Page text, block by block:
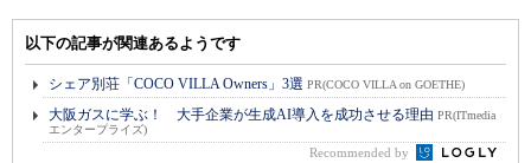
以下の記事が関連あるようです
シェア別荘「COCO VILLA Owners」3選 PR(COCO VILLA on GOETHE)
大阪ガスに学ぶ！ 大手企業が生成AI導入を成功させる理由 PR(ITmedia
エンタープライズ)
Recommended by